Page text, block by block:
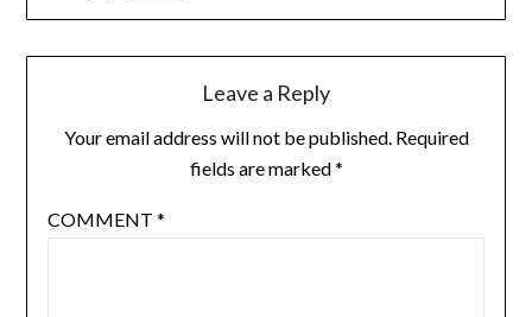
Leave a Reply
Your email address will not be published. Required
fields are marked*
COMMENT *